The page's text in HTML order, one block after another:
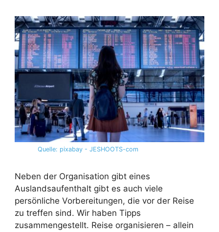
Quelle: pixabay - JESHOOTS-com
Neben der Organisation gibt eines
Auslandsaufenthalt gibt es auch viele
persönliche Vorbereitungen, die vor der Reise
zu treffen sind. Wir haben Tipps
zusammengestellt. Reise organisieren – allein